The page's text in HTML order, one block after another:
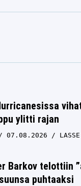
ylitti rajan
07.08.2026
Barkov telottiin
puhtaaksi